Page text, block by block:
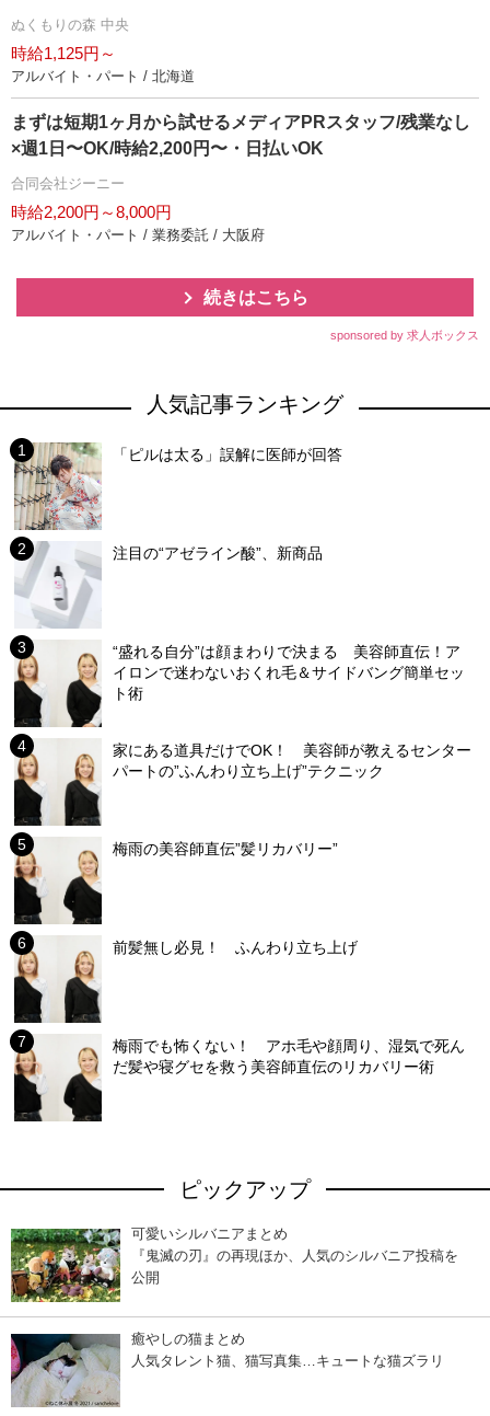
ぬくもりの森 中央
時給1,125円～
アルバイト・パート / 北海道
まずは短期1ヶ月から試せるメディアPRスタッフ/残業なし
×週1日〜OK/時給2,200円〜・日払いOK
合同会社ジーニー
時給2,200円～8,000円
アルバイト・パート / 業務委託 / 大阪府
続きはこちら
sponsored by 求人ボックス
人気記事ランキング
「ピルは太る」誤解に医師が回答
注目の“アゼライン酸”、新商品
“盛れる自分”は顔まわりで決まる 美容師直伝！ア
イロンで迷わないおくれ毛＆サイドバング簡単セッ
ト術
家にある道具だけでOK！ 美容師が教えるセンター
パートの”ふんわり立ち上げ”テクニック
梅雨の美容師直伝”髪リカバリー”
前髪無し必見！ ふんわり立ち上げ
梅雨でも怖くない！ アホ毛や顔周り、湿気で死ん
だ髪や寝グセを救う美容師直伝のリカバリー術
ピックアップ
可愛いシルバニアまとめ
『鬼滅の刃』の再現ほか、人気のシルバニア投稿を
公開
癒やしの猫まとめ
人気タレント猫、猫写真集…キュートな猫ズラリ